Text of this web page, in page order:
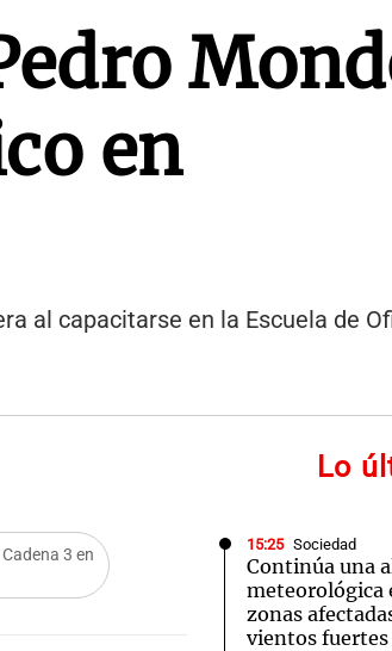
en
al capacitarse en la Escuela de
3 en
Lo
15:25 Sociedad
Continúa una
meteorológica
zonas
vientos fuertes